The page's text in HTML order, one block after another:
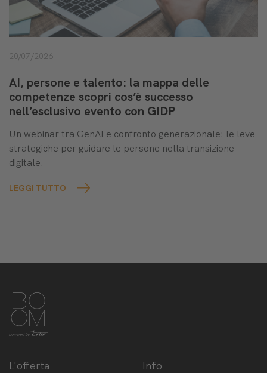
20/07/2026
AI, persone e talento: la mappa delle
competenze scopri cos’è successo
nell’esclusivo evento con GIDP
Un webinar tra GenAI e confronto generazionale: le leve
strategiche per guidare le persone nella transizione
digitale.
LEGGI TUTTO
L'offerta Info